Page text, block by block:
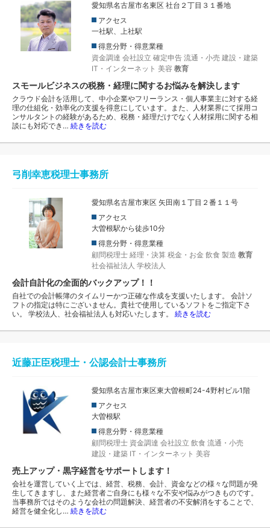
愛知県名古屋市名東区 社台２丁目３１番地
アクセス
一社駅、上社駅
得意分野・得意業種
資金調達 会社設立 確定申告 流通・小売 建設・建築
IT・インターネット 美容 教育
スモールビジネスの税務・経理に関するお悩みを解決します
クラウド会計を活用して、中小企業やフリーランス・個人事業主に対する経
理の仕組化・効率化の支援を得意にしています。また、人材業界にて採用コ
ンサルタントの経験があるため、税務・経理だけでなく人材採用に関する相
談にも対応でき… 続きを読む
弓削幸恵税理士事務所
愛知県名古屋市東区 矢田南１丁目２番１１号
アクセス
大曽根駅から徒歩10分
得意分野・得意業種
顧問税理士 経理・決算 税金・お金 飲食 製造 教育
社会福祉法人 学校法人
会計自計化の全面的バックアップ！！
自社での会計帳簿のタイムリーかつ正確な作成を支援いたします。 会計ソ
フトの指定は特にございません。貴社で使用しているソフトをご指定下さ
い。 学校法人、社会福祉法人も対応いたします。 続きを読む
近藤正臣税理士・公認会計士事務所
愛知県名古屋市東区東大曽根町24-4野村ビル1階
アクセス
大曽根駅
得意分野・得意業種
顧問税理士 資金調達 会社設立 飲食 流通・小売
建設・建築 IT・インターネット 美容
売上アップ・黒字経営をサポートします！
会社を運営していく上では、経営、税務、会計、資金などの様々な問題が発
生してきますし、また経営者ご自身にも様々な不安や悩みがつきものです。
当事務所ではそのような会社の問題解決、経営者の不安解消をすることで、
経営を健全化し… 続きを読む